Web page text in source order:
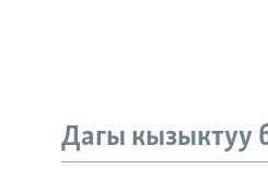
Дагы кызыктуу